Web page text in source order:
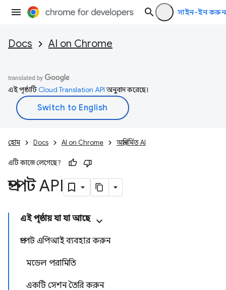
সাইন-ইন করুন
Docs AI on Chrome
এই পৃষ্ঠাটিCloud Translation APIঅনুবাদ করেছে।
হোম Docs AI on Chrome অন্তর্নির্মিত AI
এটি কাজে লেগেছে?
প্রম্পট API
এই পৃষ্ঠায় যা যা আছে
প্রম্পট এপিআই ব্যবহার করুন
মডেল পরামিতি
একটি সেশন তৈরি করুন